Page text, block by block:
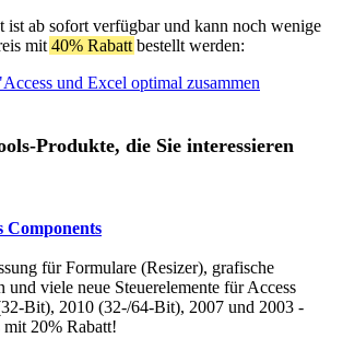
ist ab sofort verfügbar und kann noch wenige
mit 40% Rabatt bestellt werden:
und Excel optimal zusammen
Produkte, die Sie interessieren
Components
für Formulare (Resizer), grafische
und viele neue Steuerelemente für Access
Bit), 2010 (32-/64-Bit), 2007 und 2003 -
20% Rabatt!